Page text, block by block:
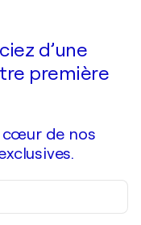
d’une
première
cœur de nos